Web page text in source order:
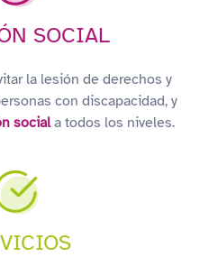
SOCIAL
la lesión de derechos y
con discapacidad, y
sociala todos los niveles.